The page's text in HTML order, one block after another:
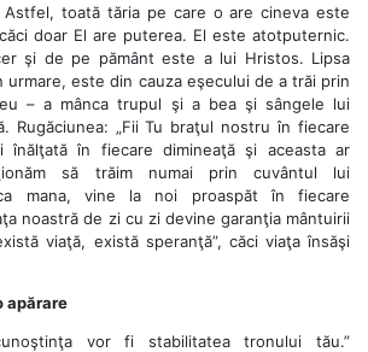
toată tăria pe care o are cineva este
doar El are puterea. El este atotputernic.
şi de pe pământ este a lui Hristos. Lipsa
urmare, este din cauza eşecului de a trăi prin
– a mânca trupul şi a bea şi sângele lui
Rugăciunea: „Fii Tu braţul nostru în fiecare
înălţată în fiecare dimineaţă şi aceasta ar
să trăim numai prin cuvântul lui
mana, vine la noi proaspăt în fiecare
noastră de zi cu zi devine garanţia mântuirii
viaţă, există speranţă”, căci viaţa însăşi
apărare
vor fi stabilitatea tronului tău.”